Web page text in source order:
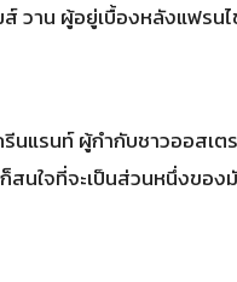
วาน ผู้อยู่เบื้องหลังแฟร
แรนท์ ผู้กำกับชาวออสเต
สนใจที่จะเป็นส่วนหนึ่งขอ